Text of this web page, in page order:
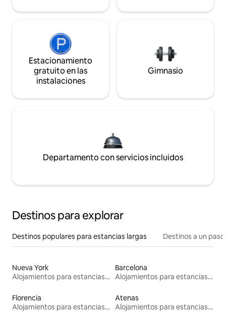
Estacionamiento
gratuito en las
instalaciones
Gimnasio
Departamento con servicios incluidos
Destinos para explorar
Destinos populares para estancias largas Destinos a un
Nueva York
Alojamientos para estancias largas
Barcelona
Alojamientos para estancias largas
Florencia
Alojamientos para estancias largas
Atenas
Alojamientos para estancias largas